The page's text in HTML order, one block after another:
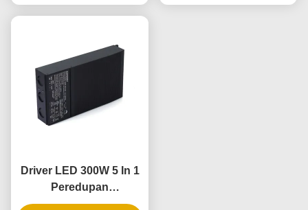
Driver LED 300W 5 In 1
Peredupan
Berperingkat IP65 untuk